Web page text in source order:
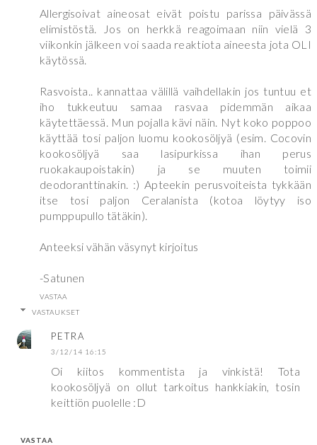
Allergisoivat aineosat eivät poistu parissa päivässä
elimistöstä. Jos on herkkä reagoimaan niin vielä 3
viikonkin jälkeen voi saada reaktiota aineesta jota OLI
käytössä.
Rasvoista.. kannattaa välillä vaihdellakin jos tuntuu et
iho tukkeutuu samaa rasvaa pidemmän aikaa
käytettäessä. Mun pojalla kävi näin. Nyt koko poppoo
käyttää tosi paljon luomu kookosöljyä (esim. Cocovin
kookosöljyä saa lasipurkissa ihan perus
ruokakaupoistakin) ja se muuten toimii
deodoranttinakin. :) Apteekin perusvoiteista tykkään
itse tosi paljon Ceralanista (kotoa löytyy iso
pumppupullo tätäkin).
Anteeksi vähän väsynyt kirjoitus
-Satunen
VASTAA
VASTAUKSET
PETRA
3/12/14 16:15
Oi kiitos kommentista ja vinkistä! Tota
kookosöljyä on ollut tarkoitus hankkiakin, tosin
keittiön puolelle :D
VASTAA